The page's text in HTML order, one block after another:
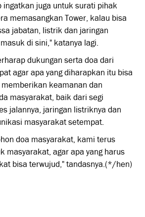
ingatkan juga untuk surati pihak
memasangkan Tower, kalau bisa
jabatan, listrik dan jaringan
di sini," katanya lagi.
dukungan serta doa dari
agar apa yang diharapkan itu bisa
keamanan dan
masyarakat, baik dari segi
jalannya, jaringan listriknya dan
masyarakat setempat.
doa masyarakat, kami terus
masyarakat, agar apa yang harus
bisa terwujud," tandasnya.(*/hen)